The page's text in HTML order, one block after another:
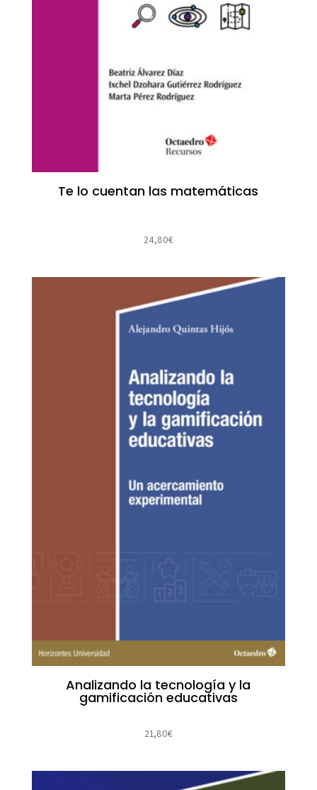
Te lo cuentan las matemáticas
24,80€
Analizando la tecnología y la
gamificación educativas
21,80€